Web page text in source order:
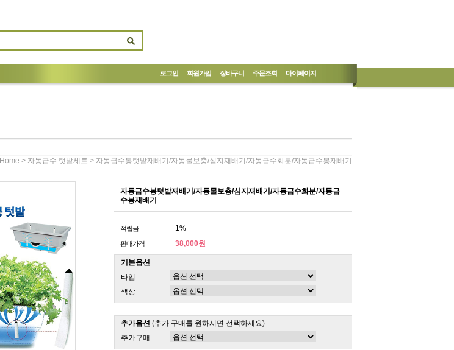
로그인 회원가입 장바구니 주문조회 마이페이지
Home > 자동급수 텃밭세트 > 자동급수봉텃밭재배기/자동물보충/심지재배기/자동급수화분/자동급수봉재배기
자동급수봉텃밭재배기/자동물보충/심지재배기/자동급수화분/자동급
수봉재배기
적립금 1%
판매가격 38,000원
기본옵션
타입
색상
추가옵션 (추가 구매를 원하시면 선택하세요)
추가구매